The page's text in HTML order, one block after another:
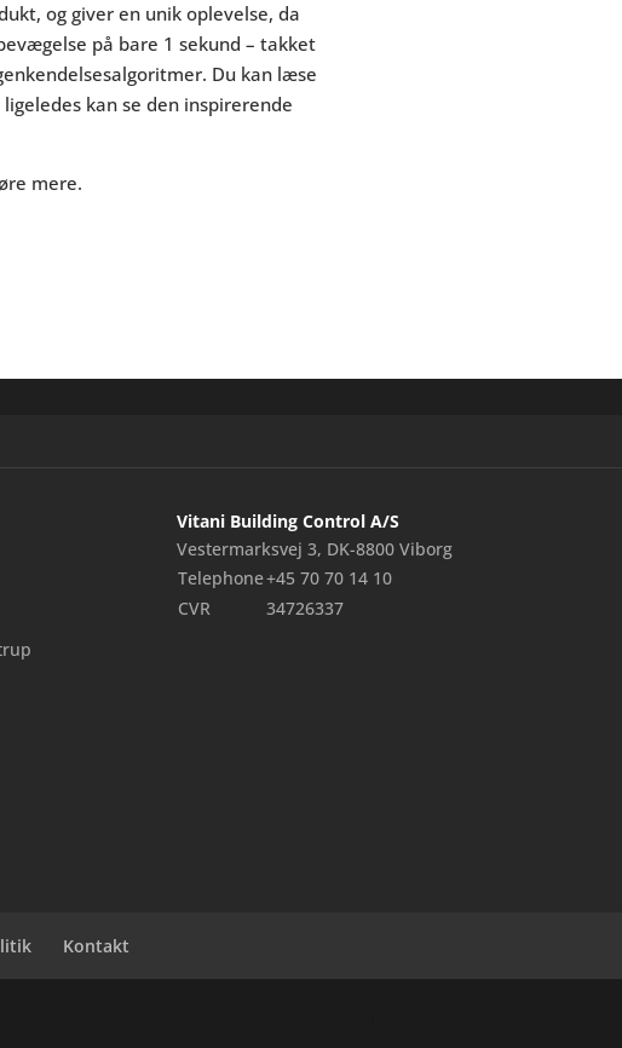
og giver en unik oplevelse, da
på bare 1 sekund – takket
Du kan læse
kan se den inspirerende
mere.
Vitani Building Control A/S
Vestermarksvej 3, DK-8800 Viborg
Telephone+45 70 70 14 10
CVR
34726337
Kontakt